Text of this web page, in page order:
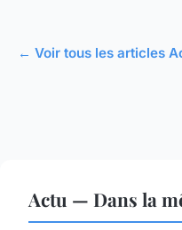
← Voir tous les articles
Actu — Dans la